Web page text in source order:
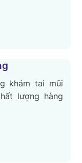
khám tai mũi
lượng hàng